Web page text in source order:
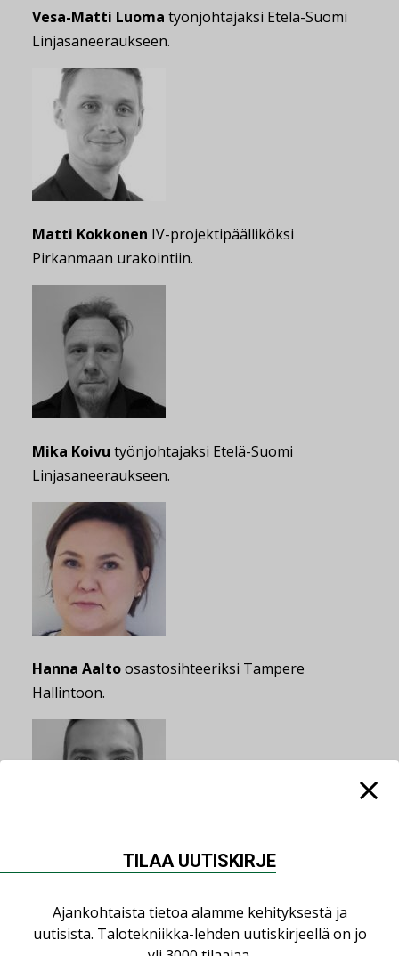
Vesa-Matti Luoma työnjohtajaksi Etelä-Suomi
Linjasaneeraukseen.
Matti Kokkonen IV-projektipäälliköksi
Pirkanmaan urakointiin.
Mika Koivu työnjohtajaksi Etelä-Suomi
Linjasaneeraukseen.
Hanna Aaltoosastosihteeriksi Tampere
Hallintoon.
Service-yksikköön.
TILAA UUTISKIRJE
Ajankohtaista tietoa alamme kehityksestä ja
uutisista. Talotekniikka-lehden uutiskirjeellä on jo